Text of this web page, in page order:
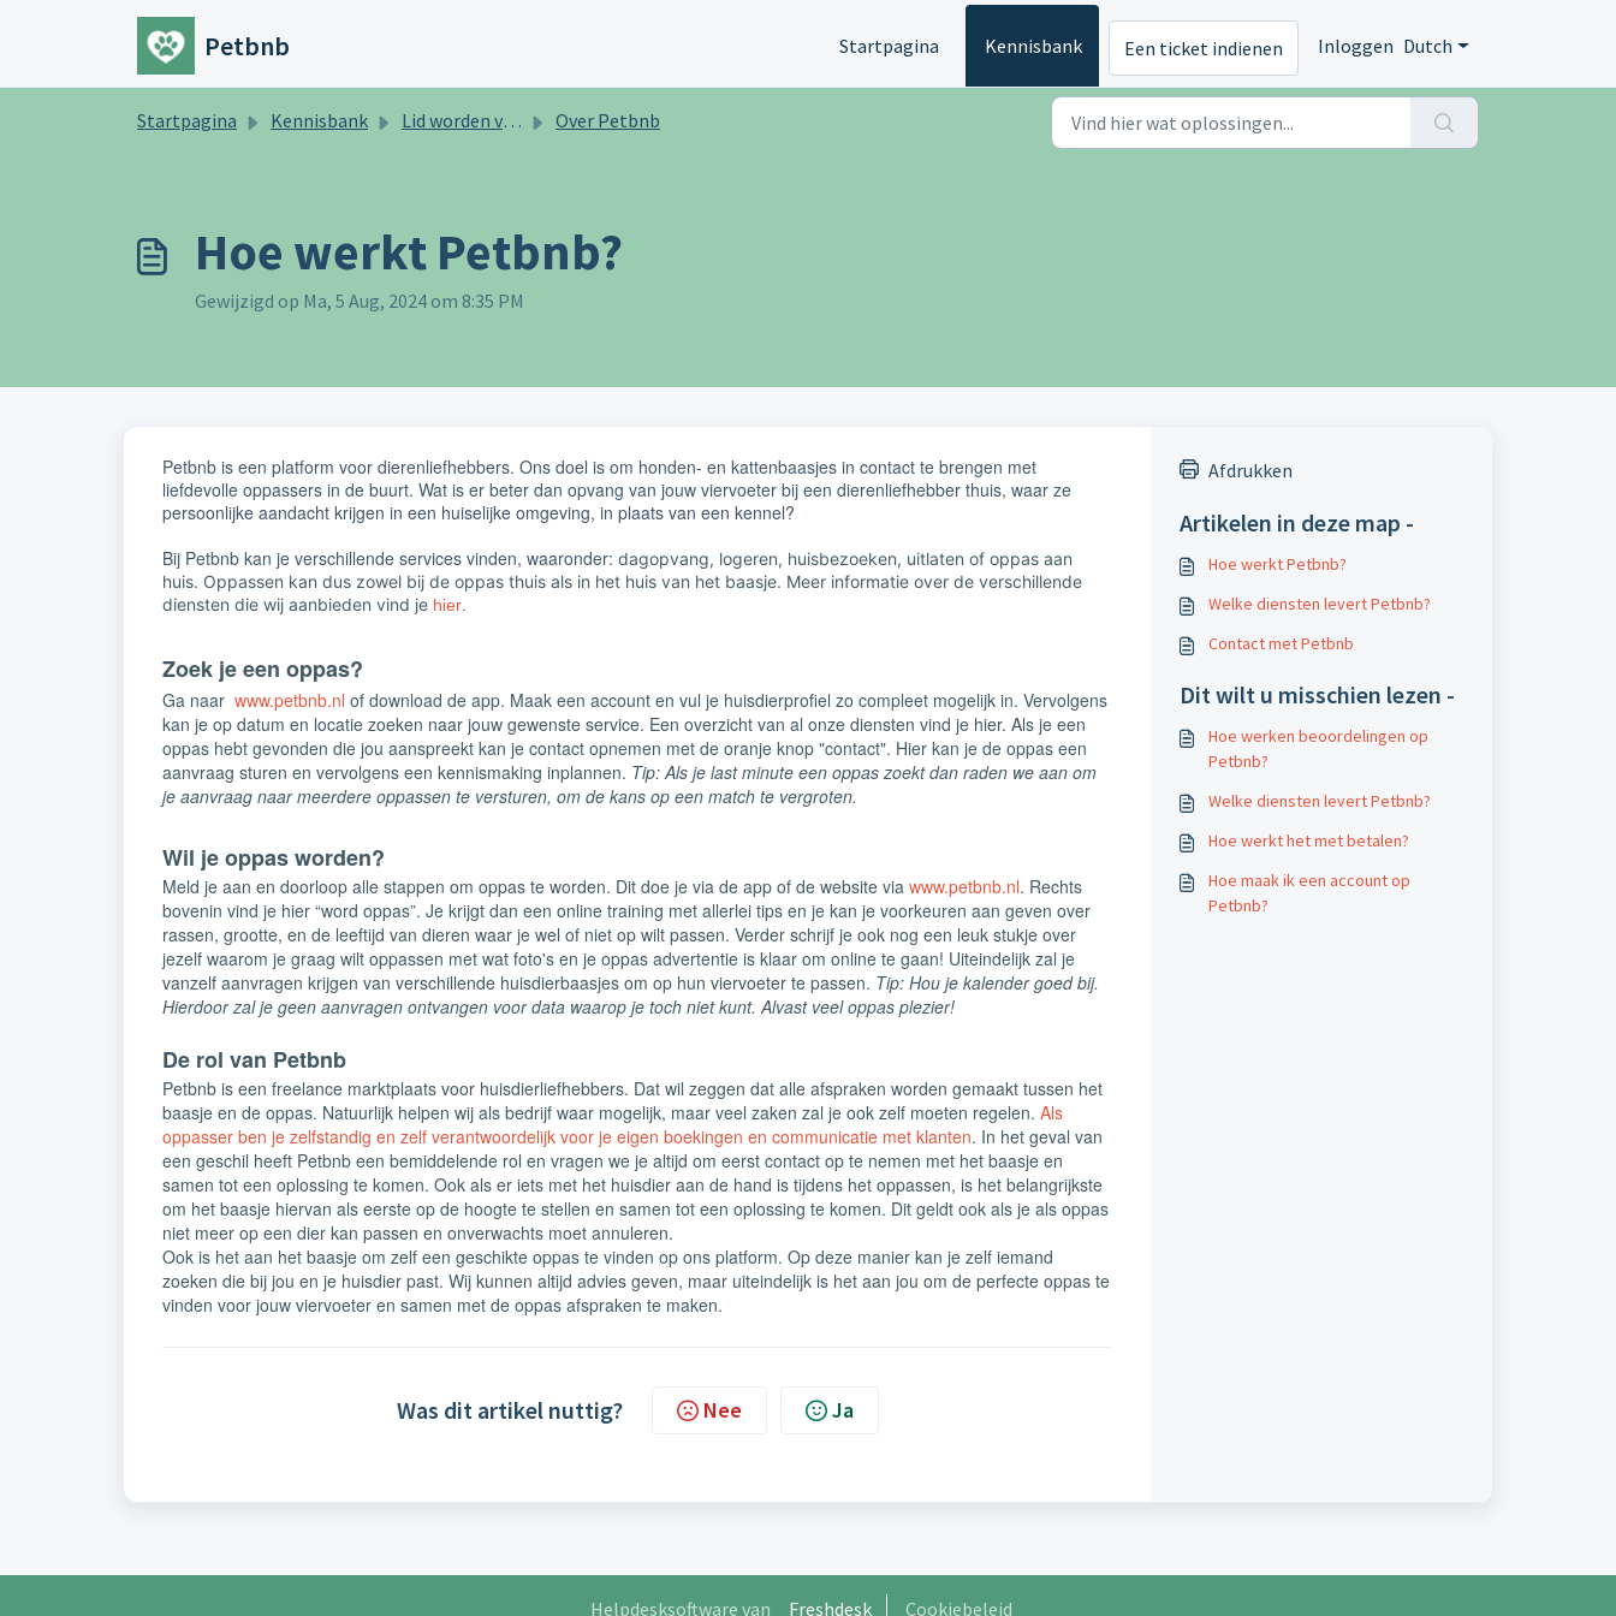
Doorgaan naar hoofdinhoud
Petbnb Startpagina Kennisbank Een ticket indienen Inloggen Dutch
Startpagina Kennisbank Lid worden van de Petbnb community Over Petbnb
Hoe werkt Petbnb?
Gewijzigd op Ma, 5 Aug, 2024 om 8:35 PM
Petbnb is een platform voor dierenliefhebbers. Ons doel is om honden- en kattenbaasjes in contact te brengen met
liefdevolle oppassers in de buurt. Wat is er beter dan opvang van jouw viervoeter bij een dierenliefhebber thuis, waar ze
persoonlijke aandacht krijgen in een huiselijke omgeving, in plaats van een kennel?
Bij Petbnb kan je verschillende services vinden, waaronder: dagopvang, logeren, huisbezoeken, uitlaten of oppas aan
huis. Oppassen kan dus zowel bij de oppas thuis als in het huis van het baasje. Meer informatie over de verschillende
diensten die wij aanbieden vind je hier
Zoek je een oppas?
Ga naar www.petbnb.nl of download de app. Maak een account en vul je huisdierprofiel zo compleet mogelijk in. Vervolgens
kan je op datum en locatie zoeken naar jouw gewenste service. Een overzicht van al onze diensten vind je hier. Als je een
oppas hebt gevonden die jou aanspreekt kan je contact opnemen met de oranje knop "contact". Hier kan je de oppas een
aanvraag sturen en vervolgens een kennismaking inplannen. Tip: Als je last minute een oppas zoekt dan raden we aan om
je aanvraag naar meerdere oppassen te versturen, om de kans op een match te vergroten.
Wil je oppas worden?
Meld je aan en doorloop alle stappen om oppas te worden. Dit doe je via de app of de website via www.petbnb.nl. Rechts
bovenin vind je hier “word oppas”. Je krijgt dan een online training met allerlei tips en je kan je voorkeuren aan geven over
rassen, grootte, en de leeftijd van dieren waar je wel of niet op wilt passen. Verder schrijf je ook nog een leuk stukje over
jezelf waarom je graag wilt oppassen met wat foto's en je oppas advertentie is klaar om online te gaan! Uiteindelijk zal je
vanzelf aanvragen krijgen van verschillende huisdierbaasjes om op hun viervoeter te passen. Tip: Hou je kalender goed bij.
Hierdoor zal je geen aanvragen ontvangen voor data waarop je toch niet kunt. Alvast veel oppas plezier!
De rol van Petbnb
Petbnb is een freelance marktplaats voor huisdierliefhebbers. Dat wil zeggen dat alle afspraken worden gemaakt tussen het
baasje en de oppas. Natuurlijk helpen wij als bedrijf waar mogelijk, maar veel zaken zal je ook zelf moeten regelen. Als
oppasser ben je zelfstandig en zelf verantwoordelijk voor je eigen boekingen en communicatie met klanten. In het geval van
een geschil heeft Petbnb een bemiddelende rol en vragen we je altijd om eerst contact op te nemen met het baasje en
samen tot een oplossing te komen. Ook als er iets met het huisdier aan de hand is tijdens het oppassen, is het belangrijkste
om het baasje hiervan als eerste op de hoogte te stellen en samen tot een oplossing te komen. Dit geldt ook als je als oppas
niet meer op een dier kan passen en onverwachts moet annuleren.
Ook is het aan het baasje om zelf een geschikte oppas te vinden op ons platform. Op deze manier kan je zelf iemand
zoeken die bij jou en je huisdier past. Wij kunnen altijd advies geven, maar uiteindelijk is het aan jou om de perfecte oppas te
vinden voor jouw viervoeter en samen met de oppas afspraken te maken.
Was dit artikel nuttig? Nee Ja
Afdrukken
Artikelen in deze map -
Hoe werkt Petbnb?
Welke diensten levert Petbnb?
Contact met Petbnb
Dit wilt u misschien lezen -
Hoe werken beoordelingen op
Petbnb?
Welke diensten levert Petbnb?
Hoe werkt het met betalen?
Hoe maak ik een account op
Petbnb?
Helpdesksoftware van Freshdesk Cookiebeleid